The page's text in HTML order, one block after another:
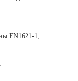
EN1621-1;